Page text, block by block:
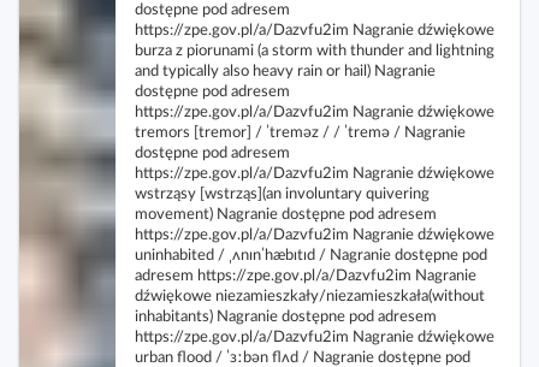
dostępne pod adresem
https://zpe.gov.pl/a/Dazvfu2im Nagranie dźwiękowe
burza z piorunami (a storm with thunder and lightning
and typically also heavy rain or hail) Nagranie
dostępne pod adresem
https://zpe.gov.pl/a/Dazvfu2im Nagranie dźwiękowe
tremors [tremor] / ˈtreməz / / ˈtremə / Nagranie
dostępne pod adresem
https://zpe.gov.pl/a/Dazvfu2im Nagranie dźwiękowe
wstrząsy [wstrząs](an involuntary quivering
movement) Nagranie dostępne pod adresem
https://zpe.gov.pl/a/Dazvfu2im Nagranie dźwiękowe
uninhabited / ˌʌnɪnˈhæbɪtɪd / Nagranie dostępne pod
adresem https://zpe.gov.pl/a/Dazvfu2im Nagranie
dźwiękowe niezamieszkały/niezamieszkała(without
inhabitants) Nagranie dostępne pod adresem
https://zpe.gov.pl/a/Dazvfu2im Nagranie dźwiękowe
urban flood / ˈɜːbən flʌd / Nagranie dostępne pod